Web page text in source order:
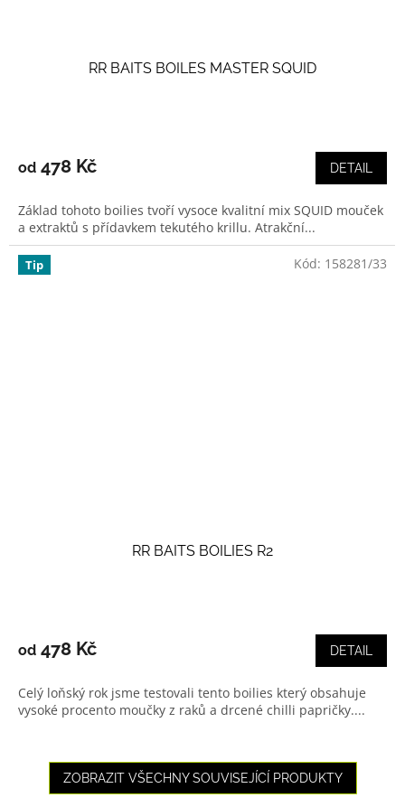
RR BAITS BOILES MASTER SQUID
produktu
z
5
hvězdiček.
od 478 Kč DETAIL
Základ tohoto boilies tvoří vysoce kvalitní mix SQUID mouček
a extraktů s přídavkem tekutého krillu. Atrakční...
Tip
RR BAITS BOILIES R2
produktu
z
5
od 478 Kč DETAIL
Celý loňský rok jsme testovali tento boilies který obsahuje
vysoké procento moučky z raků a drcené chilli papričky....
Kód: 158281/33
ZOBRAZIT VŠECHNY SOUVISEJÍCÍ PRODUKTY